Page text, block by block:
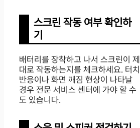
스크린 작동 여부 확인하
기
배터리를 장착하고 나서 스크린이 제
대로 작동하는지를 체크하세요. 터치
반응이나 화면 깨짐 현상이 나타날
경우 전문 서비스 센터에 가야 할 수
도 있습니다.